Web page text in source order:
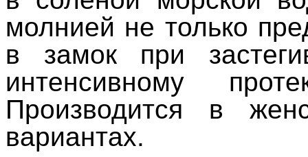
молнией не только
в замок при
интенсивному
Производится в
вариантах.